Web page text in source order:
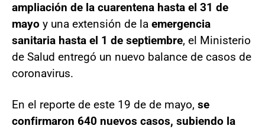
ampliación de la cuarentena hasta el 31 de
mayo y una extensión de la emergencia
sanitaria hasta el 1 de septiembre, el Ministerio
de Salud entregó un nuevo balance de casos de
coronavirus.
En el reporte de este 19 de de mayo, se
confirmaron 640 nuevos casos, subiendo la